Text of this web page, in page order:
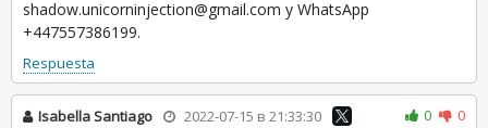
shadow.unicorninjection@gmail.com y WhatsApp
+447557386199.
Respuesta
Isabella Santiago 2022-07-15 в 21:33:30 0 0